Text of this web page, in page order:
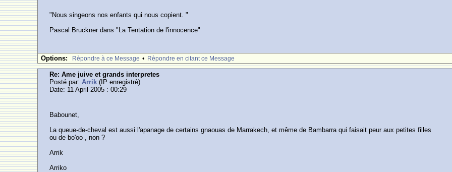
"Nous singeons nos enfants qui nous copient. "
Pascal Bruckner dans "La Tentation de l'innocence"
Options: Rèpondre à ce Message • Rèpondre en citant ce Message
Re: Ame juive et grands interpretes
Posté par:Arrik (IP enregistrè)
Date: 11 April 2005 : 00:29
Babounet,
La queue-de-cheval est aussi l'apanage de certains gnaouas de Marrakech, et même de Bambarra qui faisait peur aux petites filles
ou de bo'oo , non ?
Arrik
Arriko